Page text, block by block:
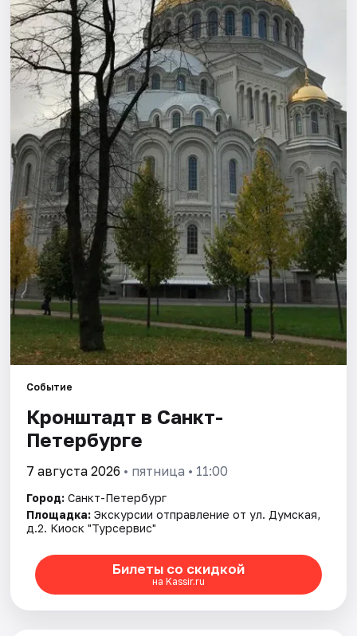
Спорт
События
Города
Площадки
Артисты
Рейтинги
Событие
Кронштадт в Санкт-
Петербурге
7 августа 2026 • пятница • 11:00
Город: Санкт-Петербург
Площадка: Экскурсии отправление от ул. Думская,
д.2. Киоск "Турсервис"
Билеты со скидкой
на Kassir.ru